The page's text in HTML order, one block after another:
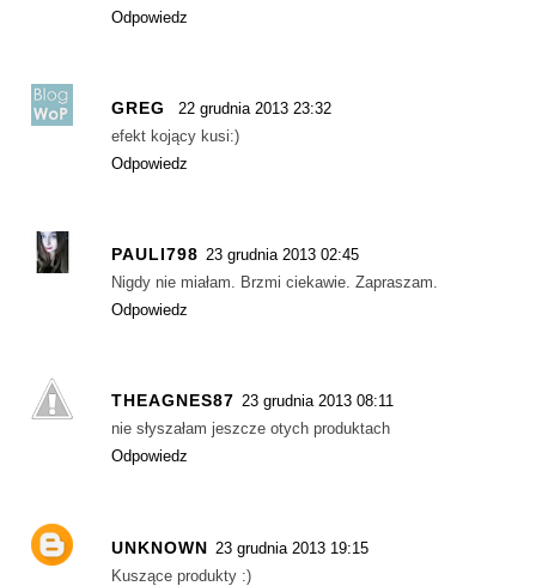
Odpowiedz
GREG
22 grudnia 2013 23:32
efekt kojący kusi:)
Odpowiedz
PAULI798 23 grudnia 2013 02:45
Nigdy nie miałam. Brzmi ciekawie. Zapraszam.
Odpowiedz
THEAGNES87 23 grudnia 2013 08:11
nie słyszałam jeszcze otych produktach
Odpowiedz
UNKNOWN 23 grudnia 2013 19:15
Kuszące produkty :)